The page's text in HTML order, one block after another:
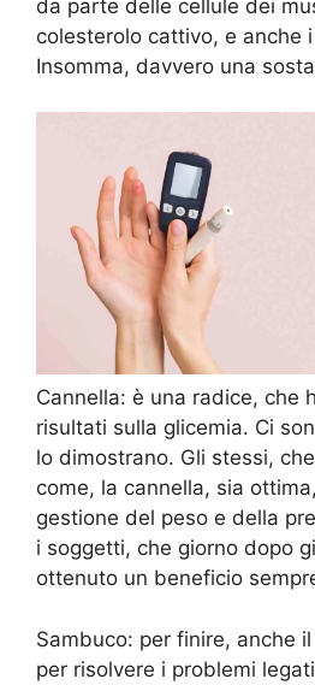
da parte delle cellule dei
colesterolo cattivo, e anche
Insomma, davvero una
Cannella: è una radice, che
risultati sulla glicemia. Ci
lo dimostrano. Gli stessi,
come, la cannella, sia
gestione del peso e della
i soggetti, che giorno dopo
ottenuto un beneficio
Sambuco: per finire, anche
per risolvere i problemi